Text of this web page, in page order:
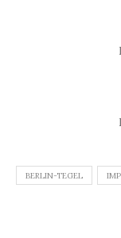
BERLIN-TEGEL